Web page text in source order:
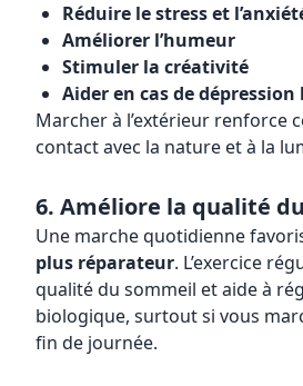
Réduire le stress et
Améliorer l’humeur
Stimuler la créativité
Aider en cas de dépression
Marcher à l’extérieur renforce
contact avec la nature et à la
6. Améliore la qualité
Une marche quotidienne
plus réparateur. L’exercice
qualité du sommeil et aide à
biologique, surtout si vous
fin de journée.